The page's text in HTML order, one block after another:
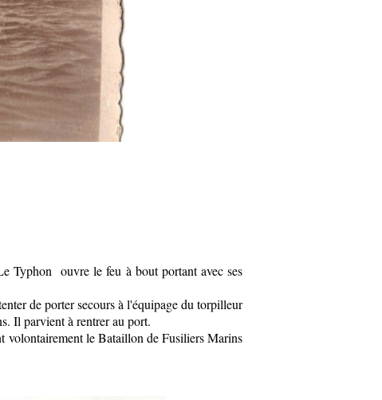
Typhon ouvre le feu à bout portant avec ses
de porter secours à l'équipage du torpilleur
Il parvient à rentrer au port.
volontairement le Bataillon de Fusiliers Marins